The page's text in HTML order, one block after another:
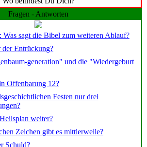
Fragen - Antworten
sagt die Bibel zum weiteren Ablauf?
Entrückung?
generation" und die "Wiedergeburt
Offenbarung 12?
Festen nur drei
weiter?
Zeichen gibt es mittlerweile?
Schuld?